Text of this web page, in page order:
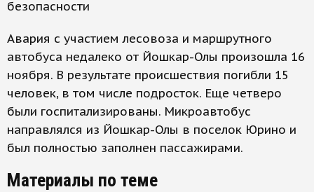
безопасности
Авария с участием лесовоза и маршрутного
автобуса недалеко от Йошкар-Олы произошла 16
ноября. В результате происшествия погибли 15
человек, в том числе подросток. Еще четверо
были госпитализированы. Микроавтобус
направлялся из Йошкар-Олы в поселок Юрино и
был полностью заполнен пассажирами.
Материалы по теме